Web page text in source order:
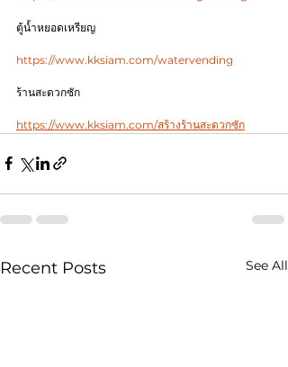
ตู้น้ำหยอดเหรียญ
https://www.kksiam.com/watervending
ร้านสะดวกซัก
https://www.kksiam.com/สร้างร้านสะดวกซัก
Recent Posts See All